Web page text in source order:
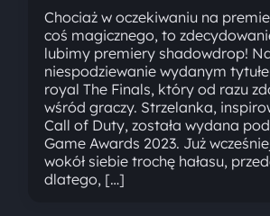
Chociaż w oczekiwaniu na
coś magicznego, to
lubimy premiery shadowdrop!
niespodziewanie wydanym
royal The Finals, który od razu
wśród graczy. Strzelanka,
Call of Duty, została wydana
Game Awards 2023. Już
wokół siebie trochę hałasu,
dlatego, […]